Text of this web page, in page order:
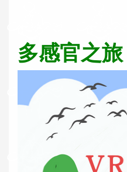
多感官之旅